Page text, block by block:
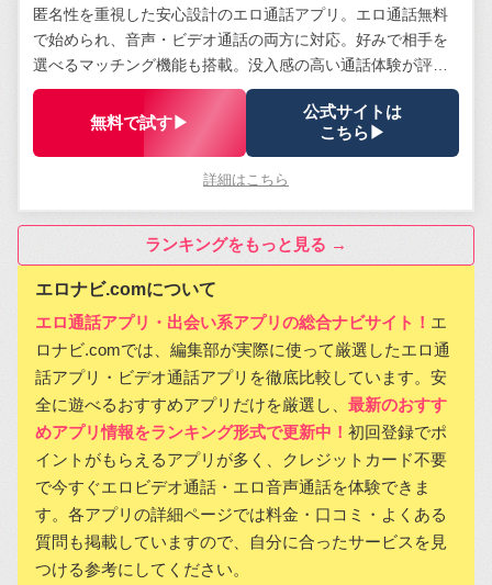
匿名性を重視した安心設計のエロ通話アプリ。エロ通話無料
で始められ、音声・ビデオ通話の両方に対応。好みで相手を
選べるマッチング機能も搭載。没入感の高い通話体験が評
判。
無料で試す▶
公式サイトは
こちら▶
詳細はこちら
ランキングをもっと見る →
エロナビ.comについて
エロ通話アプリ・出会い系アプリの総合ナビサイト！ エ
ロナビ.comでは、編集部が実際に使って厳選したエロ通
話アプリ・ビデオ通話アプリを徹底比較しています。安
全に遊べるおすすめアプリだけを厳選し、 最新のおすす
めアプリ情報をランキング形式で更新中！ 初回登録でポ
イントがもらえるアプリが多く、クレジットカード不要
で今すぐエロビデオ通話・エロ音声通話を体験できま
す。各アプリの詳細ページでは料金・口コミ・よくある
質問も掲載していますので、自分に合ったサービスを見
つける参考にしてください。